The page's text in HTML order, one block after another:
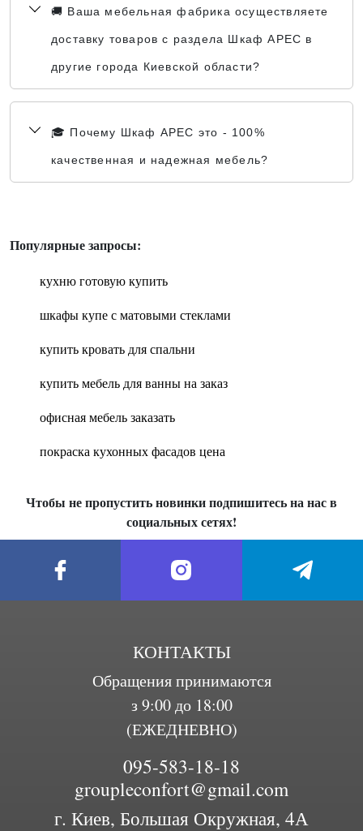
🚚 Ваша мебельная фабрика осуществляете
доставку товаров с раздела Шкаф АРЕС в
другие города Киевской области?
🎓 Почему Шкаф АРЕС это - 100%
качественная и надежная мебель?
Популярные запросы:
кухню готовую купить
шкафы купе с матовыми стеклами
купить кровать для спальни
купить мебель для ванны на заказ
офисная мебель заказать
покраска кухонных фасадов цена
Чтобы не пропустить новинки подпишитесь на нас в
социальных сетях!
КОНТАКТЫ
Обращения принимаются
з 9:00 до 18:00
(ЕЖЕДНЕВНО)
095-583-18-18
groupleconfort@gmail.com
г. Киев, Большая Окружная, 4А